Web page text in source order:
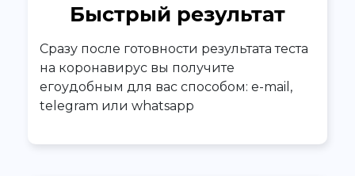
Быстрый результат
Сразу после готовности результата теста
на коронавирус вы получите
егоудобным для вас способом: e-mail,
telegram или whatsapp